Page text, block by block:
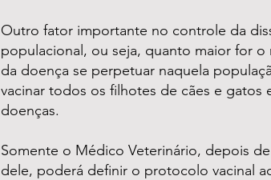
Outro fator importante no controle da
populacional, ou seja, quanto maior for
da doença se perpetuar naquela
vacinar todos os filhotes de cães e gatos
doenças.
Somente o Médico Veterinário, depois
dele, poderá definir o protocolo vacinal